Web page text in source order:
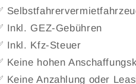
Inkl. GEZ-Gebühren
Inkl. Kfz-Steuer
Keine hohen
Keine Anzahlung oder